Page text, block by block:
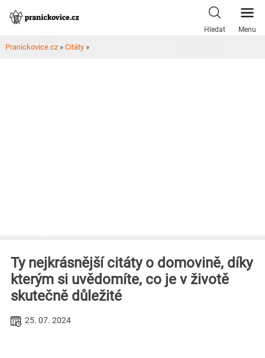
Skip
Hledat Menu
Pranickovice.cz » Citáty »
Ty nejkrásnější citáty o domovině, díky
kterým si uvědomíte, co je v životě
skutečně důležité
25. 07. 2024